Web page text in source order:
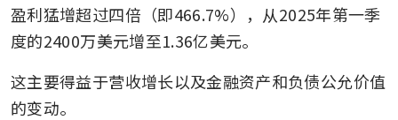
盈利猛增超过四倍（即466.7%），从2025年第一季
度的2400万美元增至1.36亿美元。
这主要得益于营收增长以及金融资产和负债公允价值
的变动。